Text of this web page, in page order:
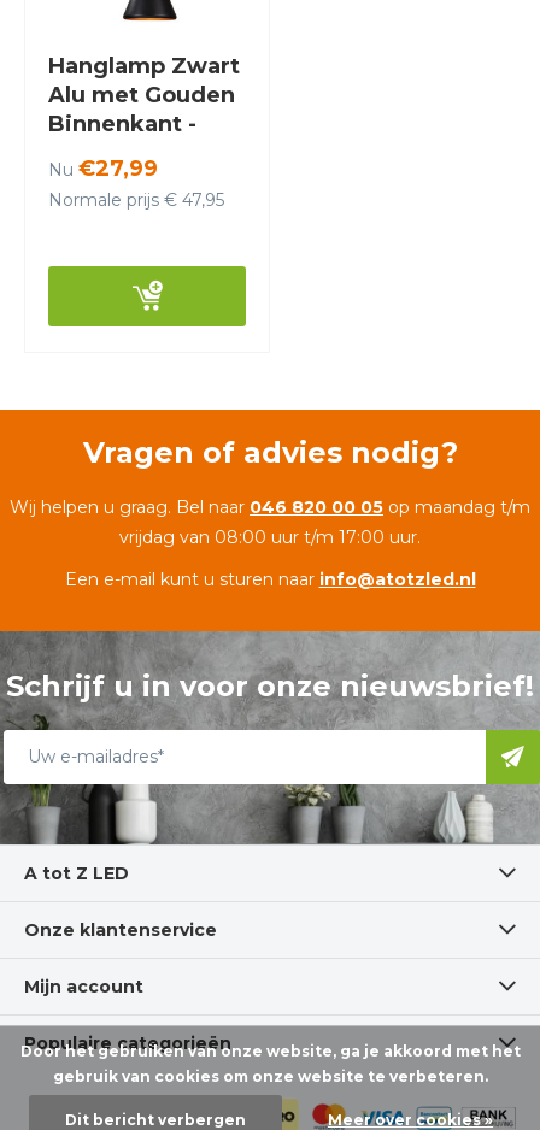
Hanglamp Zwart
Alu met Gouden
Binnenkant -
Nu €27,99
Normale prijs € 47,95
Vragen of advies nodig?
Wij helpen u graag. Bel naar 046 820 00 05 op maandag t/m
vrijdag van 08:00 uur t/m 17:00 uur.
Een e-mail kunt u sturen naar info@atotzled.nl
Schrijf u in voor onze nieuwsbrief!
A tot Z LED
Onze klantenservice
Mijn account
Populaire categorieën
Door het gebruiken van onze website, ga je akkoord met het
gebruik van cookies om onze website te verbeteren.
Dit bericht verbergen Meer over cookies »